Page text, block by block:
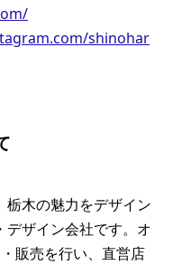
shinohar
栃木の魅力をデザイン
デザイン会社です。オ
販売を行い、直営店